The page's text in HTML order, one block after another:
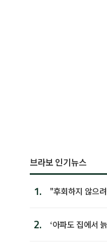
브라보 인기뉴스
1.
"후회하지 않으
2.
‘아파도 집에서